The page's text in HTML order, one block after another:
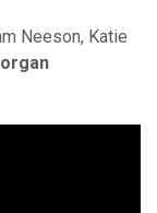
Neeson, Katie